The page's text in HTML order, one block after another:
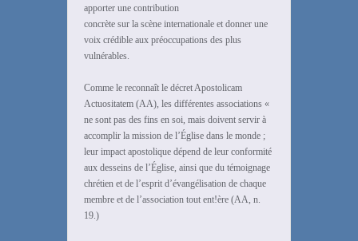
apporter une contribution
concrète sur la scène internationale et donner une
voix crédible aux préoccupations des plus
vulnérables.
Comme le reconnaît le décret Apostolicam
Actuositatem (AA), les différentes associations «
ne sont pas des fins en soi, mais doivent servir à
accomplir la mission de l’Église dans le monde ;
leur impact apostolique dépend de leur conformité
aux desseins de l’Église, ainsi que du témoignage
chrétien et de l’esprit d’évangélisation de chaque
membre et de l’association tout ent!ère (AA, n.
19.)